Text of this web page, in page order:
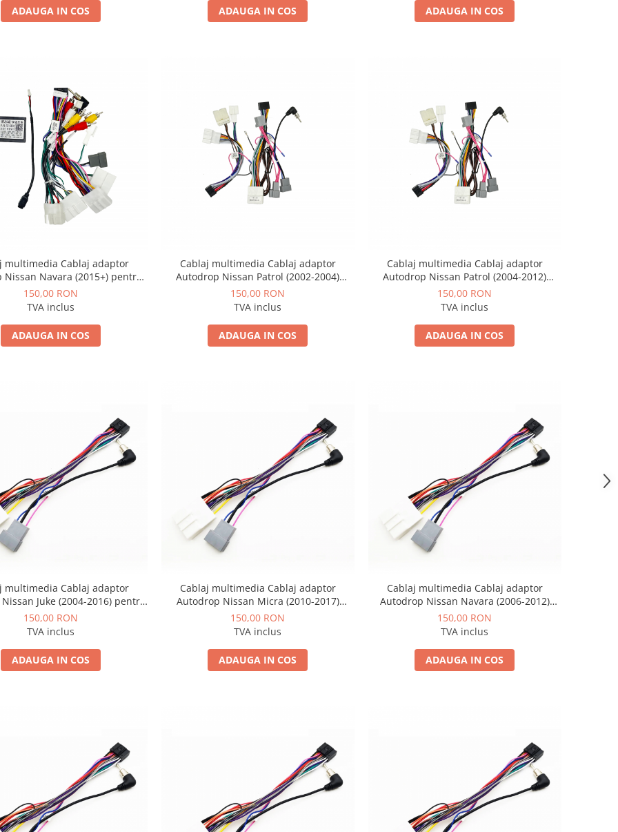
ADAUGA IN COS ADAUGA IN COS ADAUGA IN COS
multimedia Cablaj adaptor
Nissan Navara (2015+) pentru
multimedia Android
150,00 RON
TVA inclus
ADAUGA IN COS
Cablaj multimedia Cablaj adaptor
Autodrop Nissan Patrol (2002-2004)
pentru Navigații multimedia Android
150,00 RON
TVA inclus
ADAUGA IN COS
Cablaj multimedia Cablaj adaptor
Autodrop Nissan Patrol (2004-2012)
pentru Navigații multimedia Android
150,00 RON
TVA inclus
ADAUGA IN COS
multimedia Cablaj adaptor
Juke (2004-2016) pentru
multimedia Android
150,00 RON
TVA inclus
ADAUGA IN COS
Cablaj multimedia Cablaj adaptor
Autodrop Nissan Micra (2010-2017)
pentru Navigații multimedia Android
150,00 RON
TVA inclus
ADAUGA IN COS
Cablaj multimedia Cablaj adaptor
Autodrop Nissan Navara (2006-2012)
pentru Navigații multimedia Android
150,00 RON
TVA inclus
ADAUGA IN COS